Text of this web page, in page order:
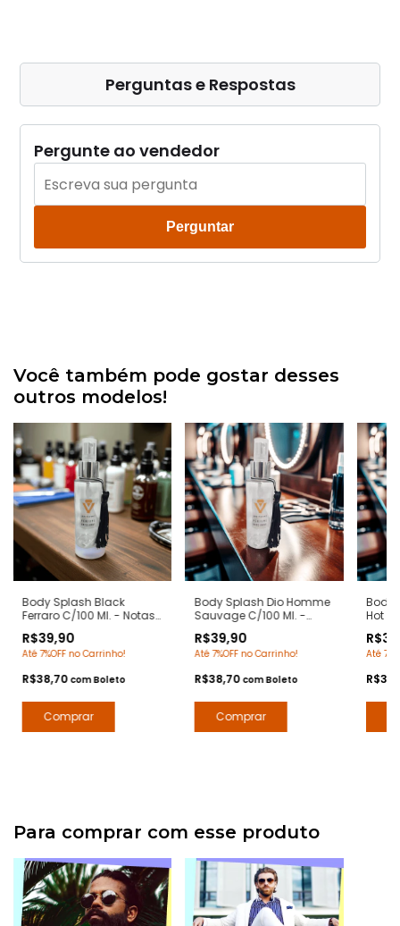
Perguntas e Respostas
Pergunte ao vendedor
Perguntar
Você também pode gostar desses
outros modelos!
Body Splash Black
Ferraro C/100 Ml. - Notas
Colônia Desodorante
Corporal - Arte 1 Perfumes
R$39,90
Até 7%OFF no Carrinho!
R$38,70 comBoleto
Body Splash Dio Homme
Sauvage C/100 Ml. -
Deo Colônia Desodorante
Corporal - Arte 1 Perfumes
R$39,90
Até 7%OFF no Carrinho!
R$38,70 comBoleto
Body
Hot in
Dior -
Até
Para comprar com esse produto